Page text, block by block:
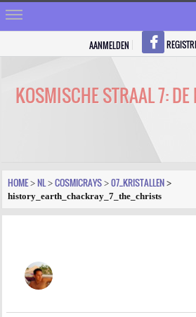
VRAGEN
FOTO
AANMELDEN
KOSMISCHE STRAAL 7: DE
HOME > NL > COSMICRAYS > 07_KRISTALLEN >
history_earth_chackray_7_the_christs